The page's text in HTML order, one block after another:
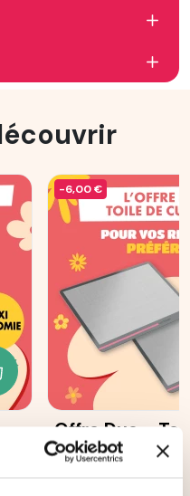
AU PANIER
-6,00 €
Offre Duo -
cuisson